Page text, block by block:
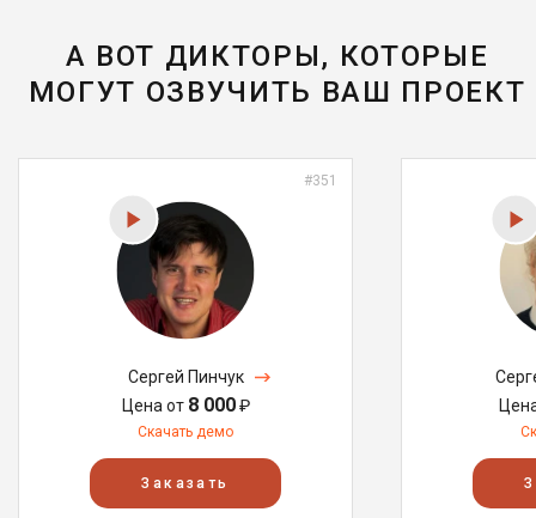
А ВОТ ДИКТОРЫ, КОТОРЫЕ
МОГУТ ОЗВУЧИТЬ ВАШ ПРОЕКТ
#351
Сергей Пинчук
Цена от 8 000₽
Скачать демо
Заказать